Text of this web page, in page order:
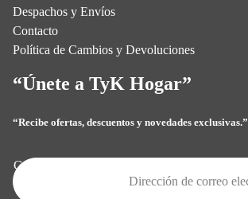
Despachos y Envíos
Contacto
Política de Cambios y Devoluciones
“Únete a TyK Hogar”
“Recibe ofertas, descuentos y novedades exclusivas.”
Correo electrónico
Política de privacidad